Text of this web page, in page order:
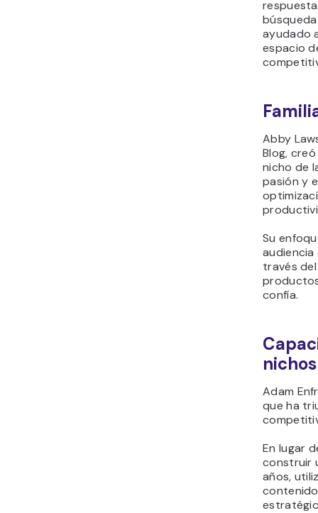
ayudado
espacio
Abby
Blog,
nicho de
pasión y
Su
través
confía.
Adam
que ha
En lugar
construir
años,